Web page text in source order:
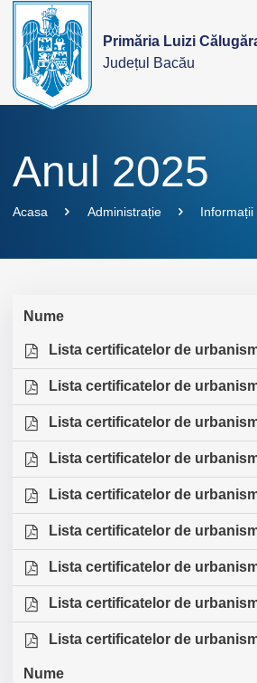
Primăria Luizi
Județul Bacău
Anul 2025
Acasa Administrație Informații
Nume
Lista certificatelor de
Lista certificatelor de
Lista certificatelor de
Lista certificatelor de
Lista certificatelor de
Lista certificatelor de
Lista certificatelor de
Lista certificatelor de
Lista certificatelor de
Nume